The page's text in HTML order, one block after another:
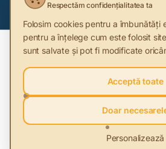
HUB de sustenabilitate care ajută
schimbe stilul de viață și modelul de
Respectăm confidențialitatea ta
Folosim cookies pentru a îmbunătăți
pentru a înțelege cum este folosit
sunt salvate și pot fi modificate
Acceptă toate
Doar
Personalizează